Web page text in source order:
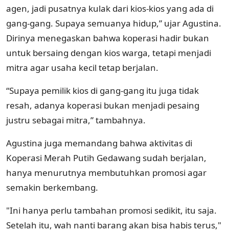
agen, jadi pusatnya kulak dari kios-kios yang ada di
gang-gang. Supaya semuanya hidup,” ujar Agustina.
Dirinya menegaskan bahwa koperasi hadir bukan
untuk bersaing dengan kios warga, tetapi menjadi
mitra agar usaha kecil tetap berjalan.
“Supaya pemilik kios di gang-gang itu juga tidak
resah, adanya koperasi bukan menjadi pesaing
justru sebagai mitra,” tambahnya.
Agustina juga memandang bahwa aktivitas di
Koperasi Merah Putih Gedawang sudah berjalan,
hanya menurutnya membutuhkan promosi agar
semakin berkembang.
"Ini hanya perlu tambahan promosi sedikit, itu saja.
Setelah itu, wah nanti barang akan bisa habis terus,"